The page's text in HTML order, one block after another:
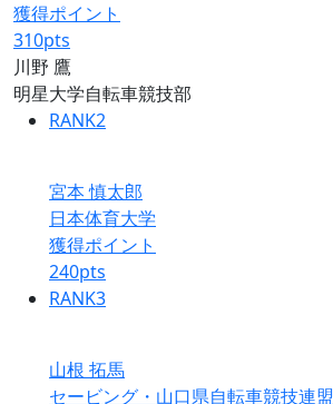
獲得ポイント
310pts
川野 鷹
明星大学自転車競技部
RANK2
宮本 慎太郎
日本体育大学
獲得ポイント
240pts
RANK3
山根 拓馬
セービング・山口県自転車競技連盟